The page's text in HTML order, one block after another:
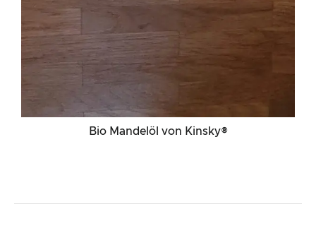
Bio Mandelöl von Kinsky®